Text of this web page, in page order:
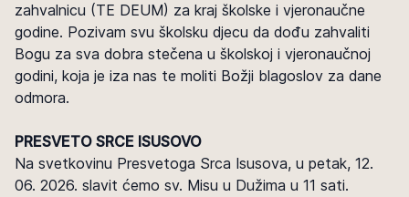
zahvalnicu (TE DEUM) za kraj školske i vjeronaučne
godine. Pozivam svu školsku djecu da dođu zahvaliti
Bogu za sva dobra stečena u školskoj i vjeronaučnoj
godini, koja je iza nas te moliti Božji blagoslov za dane
odmora.
PRESVETO SRCE ISUSOVO
Na svetkovinu Presvetoga Srca Isusova, u petak, 12.
06. 2026. slavit ćemo sv. Misu u Dužima u 11 sati.